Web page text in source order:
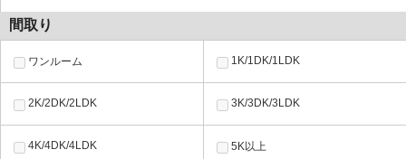
間取り
ワンルーム 1K/1DK/1LDK
2K/2DK/2LDK 3K/3DK/3LDK
4K/4DK/4LDK 5K以上